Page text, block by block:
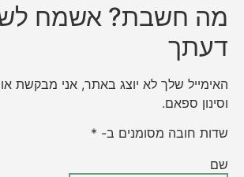
מה חשבת? אשמח
דעתך
האימייל שלך לא יוצג באתר, אני מבקשת אותו
וסינון ספאם.
שדות חובה מסומנים ב- *
שם